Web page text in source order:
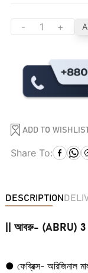
- +
ADD TO
Share To:
DESCRIPTION
|| আবরু- (ABRU)
● ফেব্রিক্স- অরিজিনাল